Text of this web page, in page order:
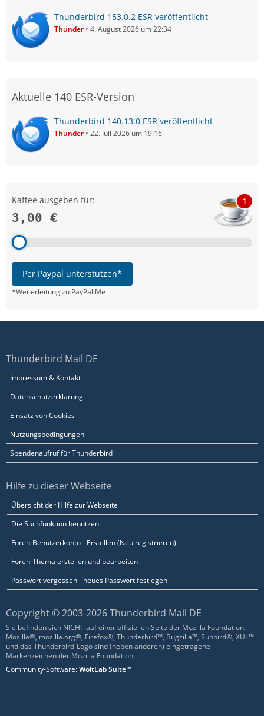
Thunderbird 153.0.2 ESR veröffentlicht
Thunder 4. August 2026 um 22:34
Aktuelle 140 ESR-Version
Thunderbird 140.13.0 ESR veröffentlicht
Thunder 22. Juli 2026 um 19:16
Kaffee ausgeben für:
3,00 €
1
Per Paypal unterstützen*
*Weiterleitung zu PayPal.Me
Thunderbird Mail DE
Impressum & Kontakt
Datenschutzerklärung
Einsatz von Cookies
Nutzungsbedingungen
Spendenaufruf für Thunderbird
Hilfe zu dieser Webseite
Übersicht der Hilfe zur Webseite
Die Suchfunktion benutzen
Foren-Benutzerkonto - Erstellen (Neu registrieren)
Foren-Thema erstellen und bearbeiten
Passwort vergessen - neues Passwort festlegen
Copyright © 2003-2026 Thunderbird Mail DE
Sie befinden sich NICHT auf einer offiziellen Seite der Mozilla Foundation.
Mozilla®, mozilla.org®, Firefox®, Thunderbird™, Bugzilla™, Sunbird®, XUL™
und das Thunderbird-Logo sind (neben anderen) eingetragene
Markenzeichen der Mozilla Foundation.
Community-Software:WoltLab Suite™